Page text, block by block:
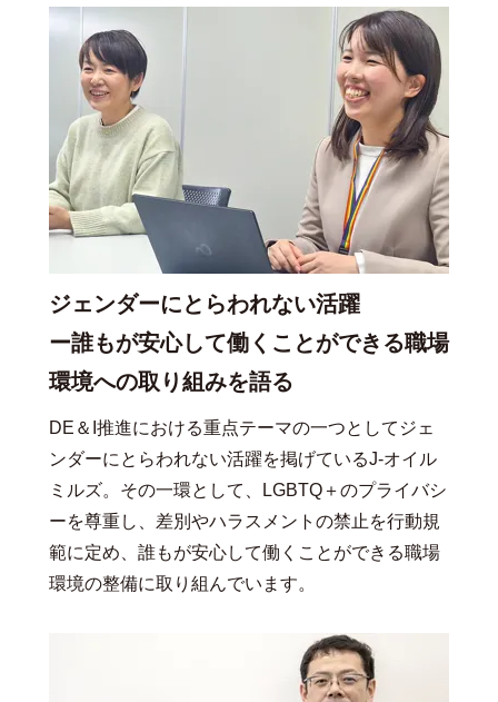
ジェンダーにとらわれない活躍
ー誰もが安心して働くことができる職場
環境への取り組みを語る
DE＆I推進における重点テーマの一つとしてジェ
ンダーにとらわれない活躍を掲げているJ-オイル
ミルズ。その一環として、LGBTQ＋のプライバシ
ーを尊重し、差別やハラスメントの禁止を行動規
範に定め、誰もが安心して働くことができる職場
環境の整備に取り組んでいます。